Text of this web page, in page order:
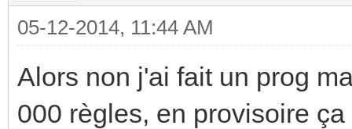
05-12-2014, 11:44 AM
Alors non j'ai fait un prog
000 règles, en provisoire